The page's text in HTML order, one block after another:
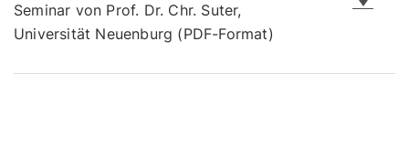
Seminar von Prof. Dr. Chr. Suter,
Universität Neuenburg (PDF-Format)